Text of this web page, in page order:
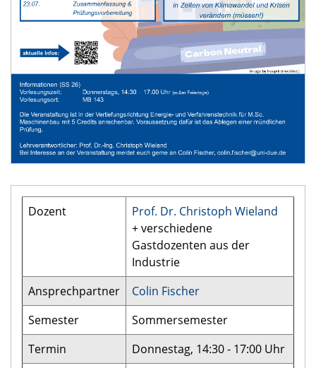
Dozent
Prof. Dr. Christoph Wieland
+ verschiedene
Gastdozenten aus der
Industrie
Ansprechpartner
Colin Fischer
Semester
Sommersemester
Termin
Donnestag, 14:30 - 17:00 Uhr